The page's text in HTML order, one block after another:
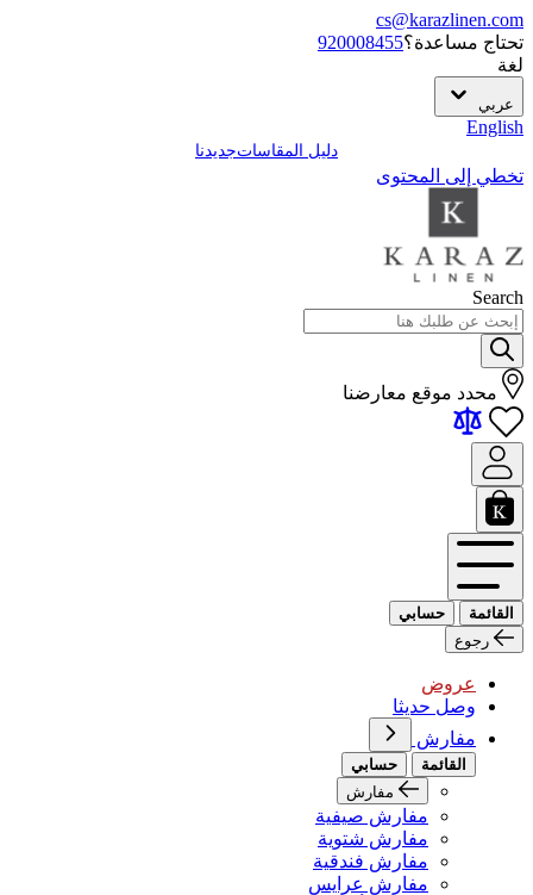
cs@karazlinen.com
تحتاج مساعدة؟920008455
لغة
عربي
English
دليل المقاساتجديدنا
تخطي إلى المحتوى
Search
محدد موقع معارضنا
القائمة
حسابي
رجوع
عروض
وصل حديثا
مفارش
القائمة
حسابي
مفارش
مفارش صيفية
مفارش شتوية
مفارش فندقية
مفارش عرايس